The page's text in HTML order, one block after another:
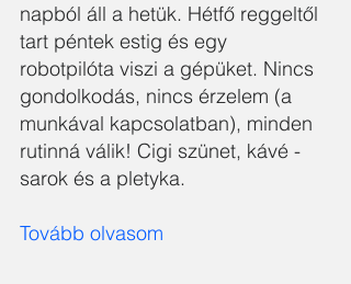
napból áll a hetük. Hétfő reggeltől
tart péntek estig és egy
robotpilóta viszi a gépüket. Nincs
gondolkodás, nincs érzelem (a
munkával kapcsolatban), minden
rutinná válik! Cigi szünet, kávé -
sarok és a pletyka.
Tovább olvasom